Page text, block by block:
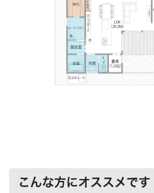
こんな方にオススメです